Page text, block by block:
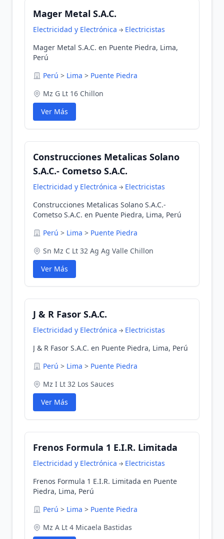
Mager Metal S.A.C.
Electricidad y Electrónica
Electricistas
Mager Metal S.A.C. en Puente Piedra, Lima,
Perú
Perú > Lima > Puente Piedra
Mz G Lt 16 Chillon
Ver Más
Construcciones Metalicas Solano
S.A.C.- Cometso S.A.C.
Electricidad y Electrónica
Electricistas
Construcciones Metalicas Solano S.A.C.-
Cometso S.A.C. en Puente Piedra, Lima, Perú
Perú > Lima > Puente Piedra
Sn Mz C Lt 32 Ag Ag Valle Chillon
Ver Más
J & R Fasor S.A.C.
Electricidad y Electrónica
Electricistas
J & R Fasor S.A.C. en Puente Piedra, Lima, Perú
Perú > Lima > Puente Piedra
Mz I Lt 32 Los Sauces
Ver Más
Frenos Formula 1 E.I.R. Limitada
Electricidad y Electrónica
Electricistas
Frenos Formula 1 E.I.R. Limitada en Puente
Piedra, Lima, Perú
Perú > Lima > Puente Piedra
Mz A Lt 4 Micaela Bastidas